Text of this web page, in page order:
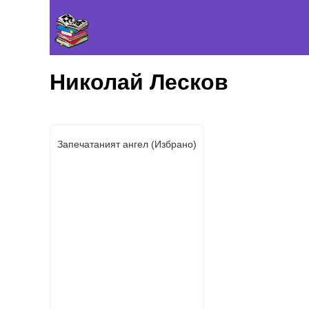
Николай Лесков
Запечатаният ангел (Избрано)